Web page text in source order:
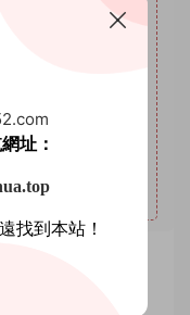
助補差價升級爲年
勢沒有期限限制，
惠。)
址：
找到本站！